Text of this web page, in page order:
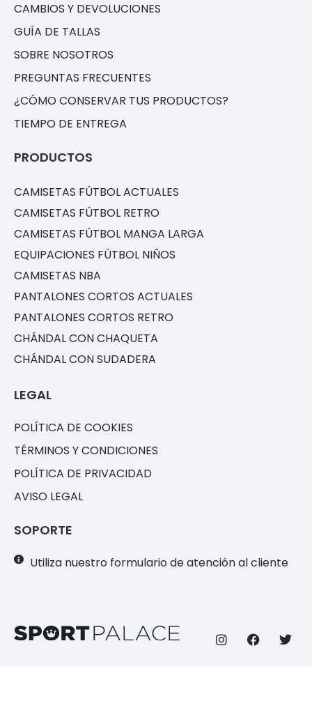
CAMBIOS Y DEVOLUCIONES
GUÍA DE TALLAS
SOBRE NOSOTROS
PREGUNTAS FRECUENTES
¿CÓMO CONSERVAR TUS PRODUCTOS?
TIEMPO DE ENTREGA
PRODUCTOS
CAMISETAS FÚTBOL ACTUALES
CAMISETAS FÚTBOL RETRO
CAMISETAS FÚTBOL MANGA LARGA
EQUIPACIONES FÚTBOL NIÑOS
CAMISETAS NBA
PANTALONES CORTOS ACTUALES
PANTALONES CORTOS RETRO
CHÁNDAL CON CHAQUETA
CHÁNDAL CON SUDADERA
LEGAL
POLÍTICA DE COOKIES
TÉRMINOS Y CONDICIONES
POLÍTICA DE PRIVACIDAD
AVISO LEGAL
SOPORTE
Utiliza nuestro formulario de atención al cliente